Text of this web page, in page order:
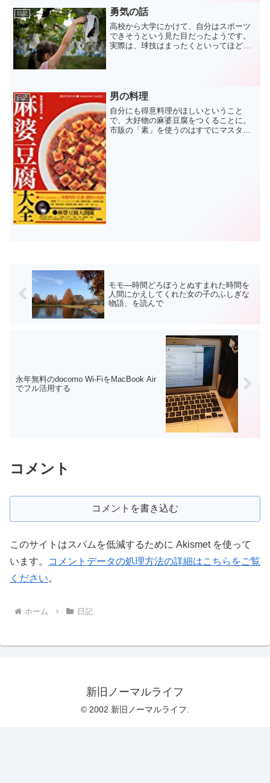
よ。(まだ登録していないので情報処理安
全確保支援士...
日記 勇気の話
高校から大学にかけて、自分はスポーツ
できそうという見た目だったようです。
実際は、球技はまったくといってほどダ
日記 男の料理
自分にも得意料理がほしいということ
で、大好物の麻婆豆腐をつくることに。
市販の「素」を使うのはすでにマスター
モモ―時間どろぼうとぬすまれた時間を
人間にかえしてくれた女の子のふしぎな
物語、を読んで
永年無料のdocomo Wi-FiをMacBook Air
でフル活用する
コメント
コメントを書き込む
このサイトはスパムを低減するために Akismet を使って
います。
コメントデータの処理方法の詳細はこちらをご覧
ください。
ホーム 日記
新旧ノーマルライフ
© 2002 新旧ノーマルライフ.